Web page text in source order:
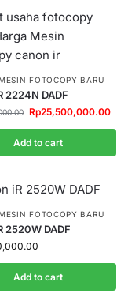
MESIN FOTOCOPY BARU
2224N DADF
Rp25,500,000.00
Add to cart
MESIN FOTOCOPY BARU
2520W DADF
Add to cart